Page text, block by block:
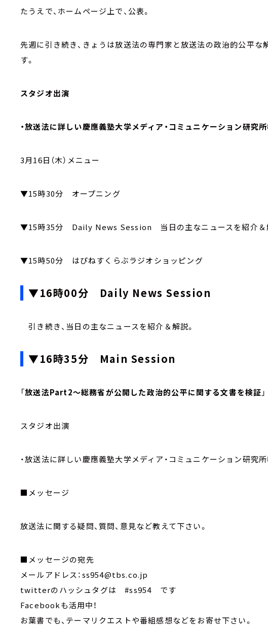
たうえで、ホームページ上で、公表。
先週に引き続き、きょうは放送法の専門家と放送法の政治的公平
す。
スタジオ出演
・放送法に詳しい慶應義塾大学メディア・コミュニケーション研究
3月16日（木）メニュー
▼15時30分 オープニング
▼15時35分 Daily News Session 当日の主なニュースを紹介＆
▼15時50分 はぴねすくらぶラジオショッピング
▼16時00分 Daily News Session
引き続き、当日の主なニュースを紹介＆解説。
▼16時35分 Main Session
「放送法Part2～総務省が公開した政治的公平に関する文書を検証 」
スタジオ出演
・放送法に詳しい慶應義塾大学メディア・コミュニケーション研究
■メッセージ
放送法に関する疑問、質問、意見など教えて下さい。
■メッセージの宛先
メールアドレス：ss954@tbs.co.jp
twitterのハッシュタグは #ss954 です
Facebookも活用中！
お葉書でも、テーマリクエストや番組感想などをお寄せ下さい。